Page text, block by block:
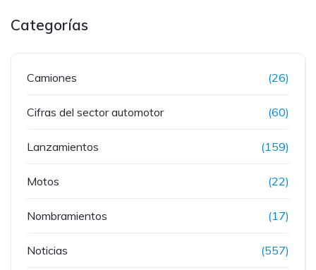
Categorías
Camiones (26)
Cifras del sector automotor (60)
Lanzamientos (159)
Motos (22)
Nombramientos (17)
Noticias (557)